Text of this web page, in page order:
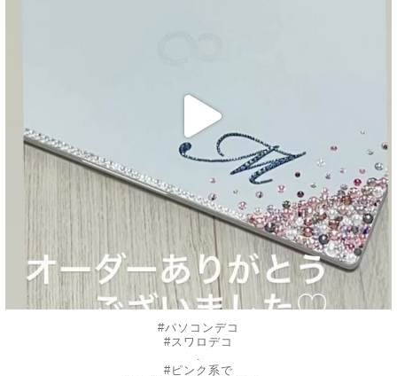
#パソコンデコ
#スワロデコ
.
#ピンク系で